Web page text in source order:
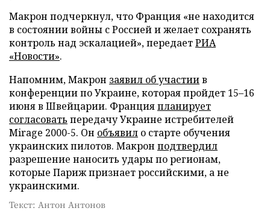
Макрон подчеркнул, что Франция «не находится
в состоянии войны с Россией и желает сохранять
контроль над эскалацией», передаетРИА
«Новости».
Напомним, Макрон заявил об участиив
конференции по Украине, которая пройдет 15–16
июня в Швейцарии. Францияпланирует
согласовать передачу Украине истребителей
Mirage 2000-5. Он объявил о старте обучения
украинских пилотов. Макрон подтвердил
разрешение наносить удары по регионам,
которые Париж признает российскими, а не
украинскими.
Текст: Антон Антонов